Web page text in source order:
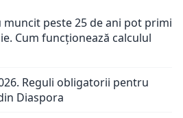
muncit peste 25 de ani pot primi
Cum funcționează calculul
Reguli obligatorii pentru
Diaspora